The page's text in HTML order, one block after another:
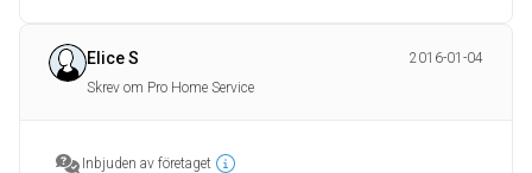
Elice S
2016-01-04
Skrev om Pro Home Service
Inbjuden av företaget